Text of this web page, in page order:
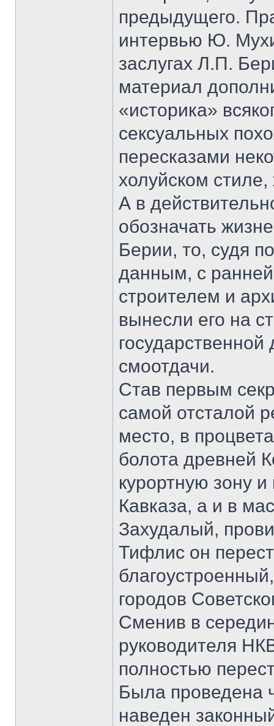
предыдущего.
интервью Ю.
заслугах Л.П.
материал
«историка»
сексуальных
пересказами
холуйском
А в
обозначать
Берии, то, судя
данным, с
строителем и
вынесли его на
смоотдачи.
Став первым
самой отсталой
место, в
болота древней
курортную зону
Кавказа, а и в
Захудалый,
Тифлис он
городов
Сменив в
руководителя
полностью
Была проведена
наведен